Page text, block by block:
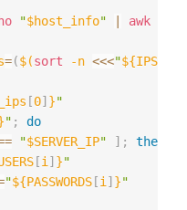
"$host_info" awk
=($(sort -n <<<"${IPS
[0] }"
" ;
do
"$SERVER_IP" ] ;
then
[i] }"
"${PASSWORDS [i] }"